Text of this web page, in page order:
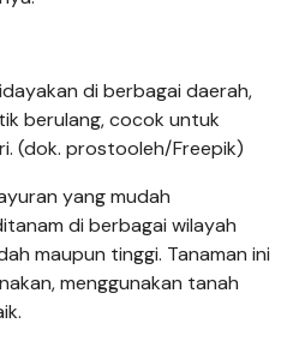
di berbagai daerah,
berulang, cocok untuk
(dok. prostooleh/Freepik)
yang mudah
di berbagai wilayah
maupun tinggi. Tanaman ini
menggunakan tanah